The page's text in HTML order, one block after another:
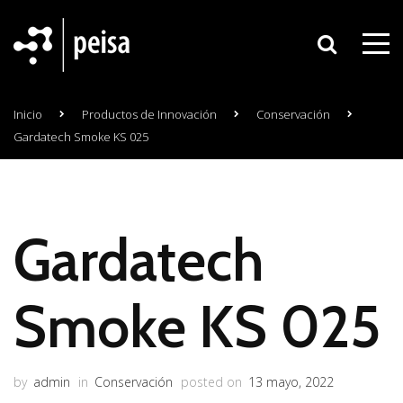
Inicio Productos de Innovación
Conservación
Gardatech Smoke KS 025
Gardatech
Smoke KS 025
by admin in Conservación posted on 13 mayo, 2022